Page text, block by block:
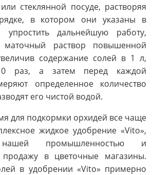
стеклянной посуде, растворяя
в котором они указаны в
упростить дальнейшую работу,
маточный раствор повышенной
содержание солей в 1 л,
раз, а затем перед каждой
определенное количество
его чистой водой.
для подкормки орхидей все чаще
жидкое удобрение «Vito»,
нашей промышленностью и
в цветочные магазины.
в удобрении «Vito» примерно